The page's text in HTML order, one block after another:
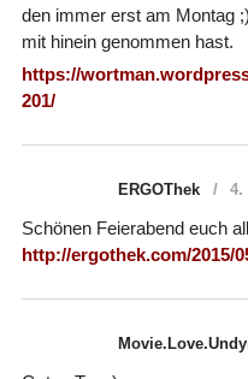
den immer erst am Montag
mit hinein genommen hast.
https://
201/
ERGOThek 4.
Schönen Feierabend euch
http://ergothek.com/2015/